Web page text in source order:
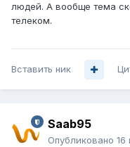
людей. А вообще тема
телеком.
Вставить ник
Saab95
Опубликовано 16